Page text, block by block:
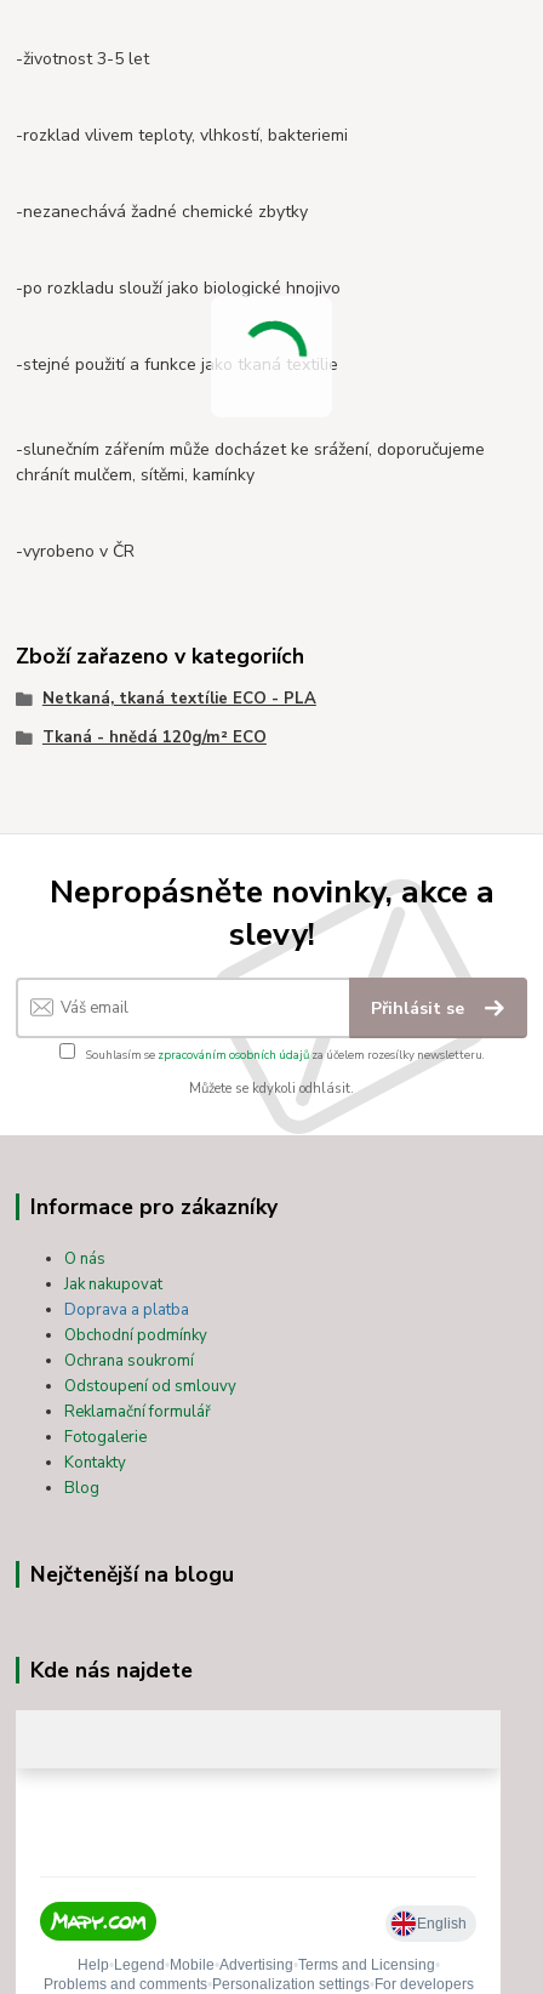
-životnost 3-5 let
-rozklad vlivem teploty, vlhkostí, bakteriemi
-nezanechává žadné chemické zbytky
-po rozkladu slouží jako biologické hnojivo
-stejné použití a funkce jako tkaná textilie
-slunečním zářením může docházet ke srážení, doporučujeme
chránít mulčem, sítěmi, kamínky
-vyrobeno v ČR
Zboží zařazeno v kategoriích
Netkaná, tkaná textílie ECO - PLA
Tkaná - hnědá 120g/m² ECO
Nepropásněte novinky, akce a
slevy!
Přihlásit se
Souhlasím se zpracováním osobních údajůza účelem rozesílky newsletteru.
Můžete se kdykoli odhlásit.
Informace pro zákazníky
O nás
Jak nakupovat
Doprava a platba
Obchodní podmínky
Ochrana soukromí
Odstoupení od smlouvy
Reklamační formulář
Fotogalerie
Kontakty
Blog
Nejčtenější na blogu
Kde nás najdete